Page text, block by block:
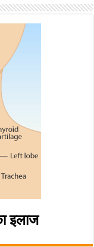
इलाज